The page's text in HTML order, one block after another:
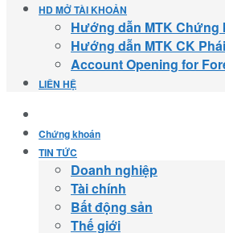
HD MỞ TÀI KHOẢN
Hướng dẫn MTK Chứng
Hướng dẫn MTK CK
Account Opening for
LIÊN HỆ
Chứng khoán
TIN TỨC
Doanh nghiệp
Tài chính
Bất động sản
Thế giới